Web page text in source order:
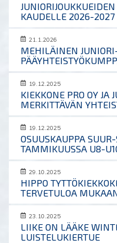
KAUDELLE 2026-2027
21.1.2026
MEHILÄINEN
19.12.2025
KIEKKONE PRO OY JA
MERKITTÄVÄN
19.12.2025
OSUUSKAUPPA
TAMMIKUUSSA U8-
29.10.2025
HIPPO
TERVETULOA
23.10.2025
LIIKE ON LÄÄKE
LUISTELUKIERTUE